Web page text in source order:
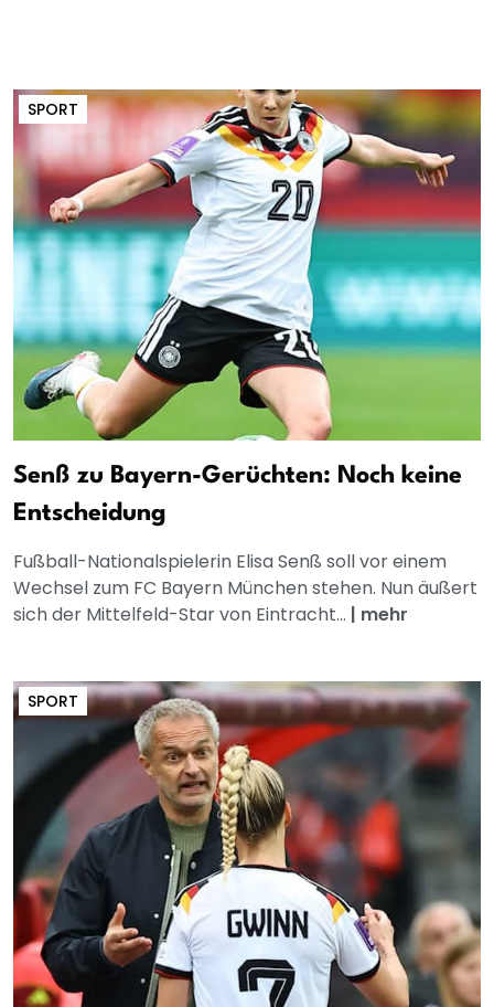
SPORT
Senß zu Bayern-Gerüchten: Noch keine
Entscheidung
Fußball-Nationalspielerin Elisa Senß soll vor einem
Wechsel zum FC Bayern München stehen. Nun äußert
sich der Mittelfeld-Star von Eintracht... | mehr
SPORT